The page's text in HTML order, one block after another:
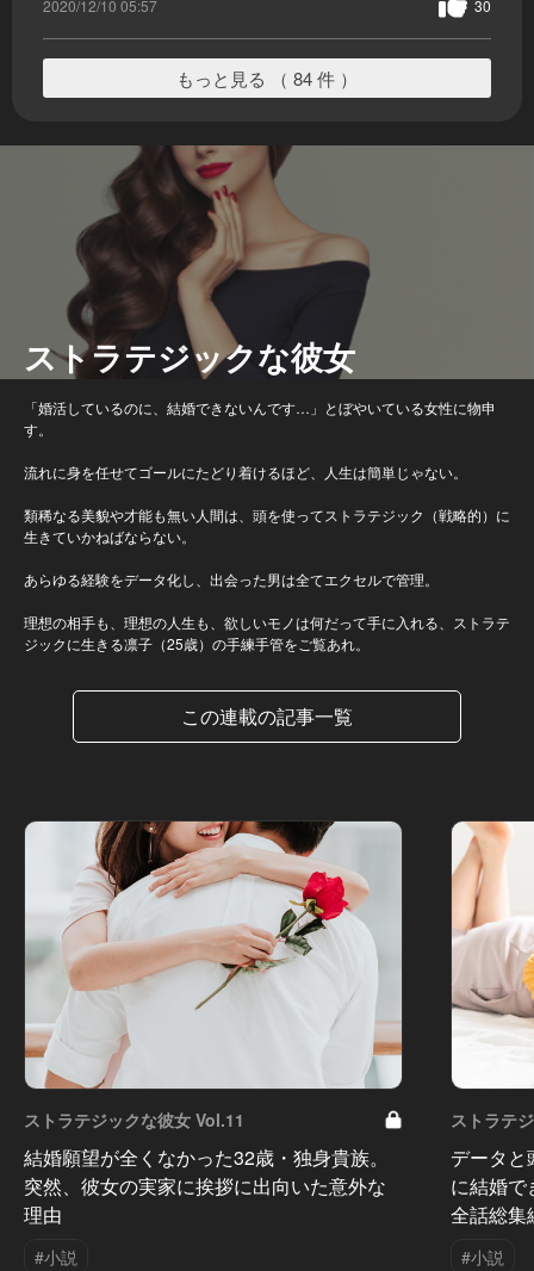
2020/12/10 05:57 30
もっと見る （ 84 件 ）
ストラテジックな彼女
「婚活しているのに、結婚できないんです…」とぼやいている女性に物申
す。
流れに身を任せてゴールにたどり着けるほど、人生は簡単じゃない。
類稀なる美貌や才能も無い人間は、頭を使ってストラテジック（戦略的）に
生きていかねばならない。
あらゆる経験をデータ化し、出会った男は全てエクセルで管理。
理想の相手も、理想の人生も、欲しいモノは何だって手に入れる、ストラテ
ジックに生きる凛子（25歳）の手練手管をご覧あれ。
この連載の記事一覧
ストラテジックな彼女 Vol.11
結婚願望が全くなかった32歳・独身貴族。
突然、彼女の実家に挨拶に出向いた意外な
理由
#小説
ストラテ
データ
に結婚
全話総集
#小説